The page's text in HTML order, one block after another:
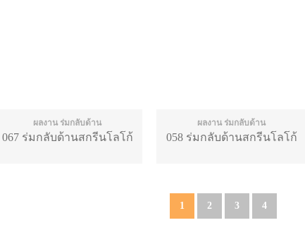
ผลงาน ร่มกลับด้าน
067 ร่มกลับด้านสกรีนโลโก้
ผลงาน ร่มกลับด้าน
058 ร่มกลับด้านสกรีนโลโก้
1 2 3 4